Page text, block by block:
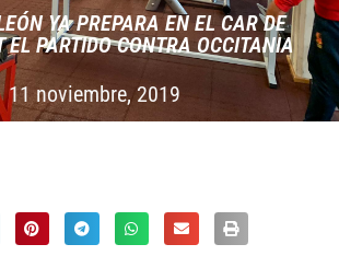
YA PREPARA EN EL CAR DE
EL PARTIDO CONTRA OCCITANIA
11 noviembre, 2019